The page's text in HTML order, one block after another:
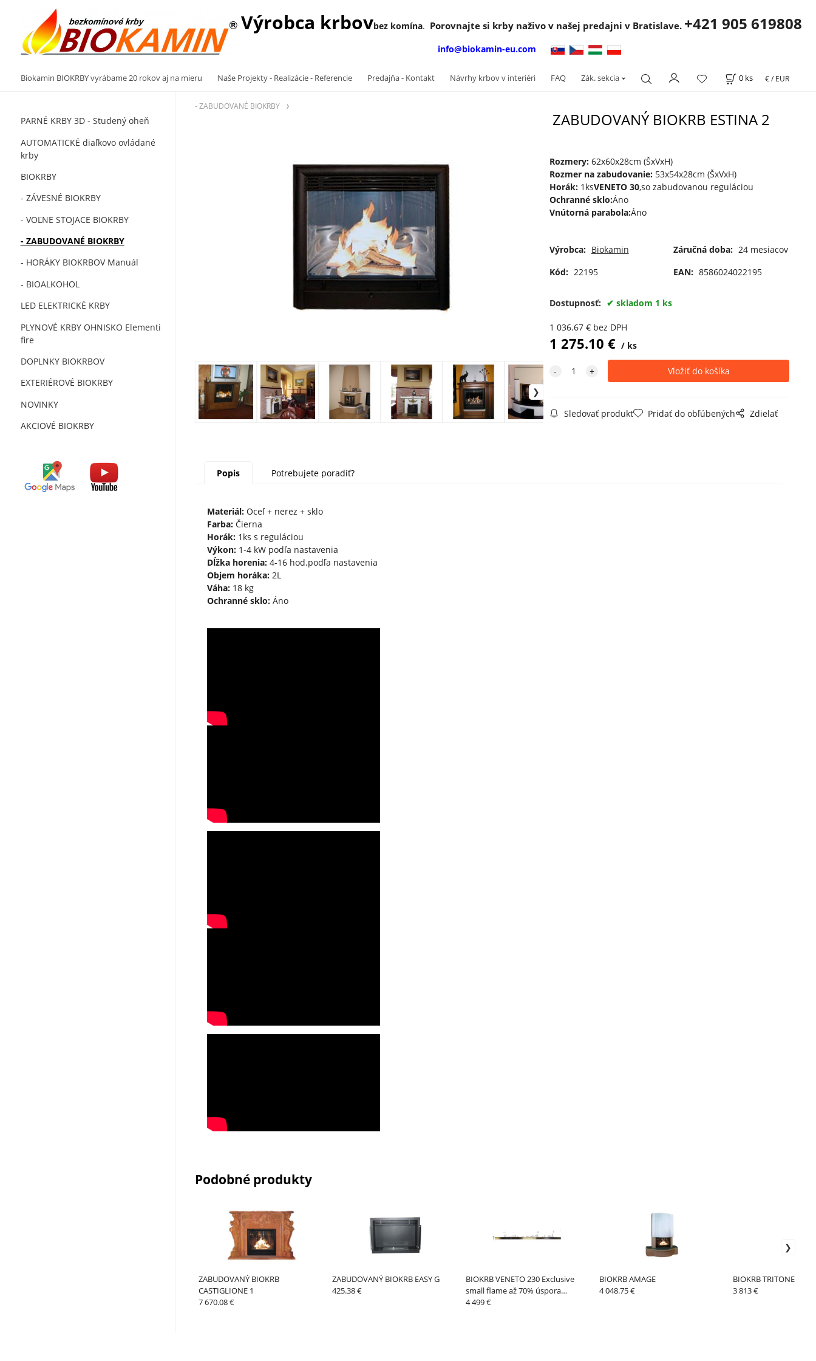
Výrobca krbovbez komína. Porovnajte si krby naživo v našej predajni v Bratislave. +421 905 619808
info@biokamin-eu.com
Biokamin BIOKRBY vyrábame 20 rokov aj na mieru Naše Projekty - Realizácie - Referencie Predajňa - Kontakt Návrhy krbov v interiéri FAQ Zák. sekcia 0 ks € / EUR
PARNÉ KRBY 3D - Studený oheň
AUTOMATICKÉ diaľkovo ovládané
krby
BIOKRBY
- ZÁVESNÉ BIOKRBY
- VOĽNE STOJACE BIOKRBY
- ZABUDOVANÉ BIOKRBY
- HORÁKY BIOKRBOV Manuál
- BIOALKOHOL
LED ELEKTRICKÉ KRBY
PLYNOVÉ KRBY OHNISKO Elementi
fire
DOPLNKY BIOKRBOV
EXTERIÉROVÉ BIOKRBY
NOVINKY
AKCIOVÉ BIOKRBY
- ZABUDOVANÉ BIOKRBY
ZABUDOVANÝ BIOKRB ESTINA 2
Rozmery: 62x60x28cm (ŠxVxH)
Rozmer na zabudovanie: 53x54x28cm (ŠxVxH)
Horák: 1ksVENETO 30,so zabudovanou reguláciou
Ochranné sklo:Áno
Vnútorná parabola:Áno
Výrobca: Biokamin Záručná doba: 24 mesiacov
Kód: 22195 EAN: 8586024022195
Dostupnosť: skladom 1 ks
1 036.67€ bez DPH
1 275.10 € ks
Sledovať produkt Pridať do obľúbených Zdielať
Popis Potrebujete poradiť?
Materiál:Oceľ + nerez + sklo
Farba:Čierna
Horák:1ks s reguláciou
Výkon:1-4 kW podľa nastavenia
Dĺžka horenia:4-16 hod.podľa nastavenia
Objem horáka:2L
Váha:18 kg
Ochranné sklo:Áno
Podobné produkty
ZABUDOVANÝ BIOKRB
CASTIGLIONE 1
7 670.08 €
ZABUDOVANÝ BIOKRB EASY G
425.38 €
BIOKRB VENETO 230 Exclusive
small flame až 70% úspora
bioalkoholu
4 499 €
BIOKRB AMAGE
4 048.75 €
BIOKRB TRITONE 4
3 813 €